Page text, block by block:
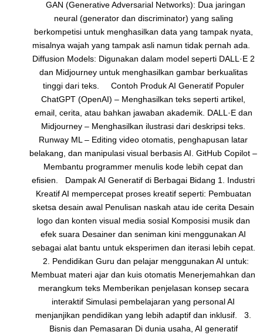
GAN (Generative Adversarial Networks): Dua jaringan
neural (generator dan discriminator) yang saling
berkompetisi untuk menghasilkan data yang tampak nyata,
misalnya wajah yang tampak asli namun tidak pernah ada.
Diffusion Models: Digunakan dalam model seperti DALL·E 2
dan Midjourney untuk menghasilkan gambar berkualitas
tinggi dari teks. Contoh Produk AI Generatif Populer
ChatGPT (OpenAI) – Menghasilkan teks seperti artikel,
email, cerita, atau bahkan jawaban akademik. DALL·E dan
Midjourney – Menghasilkan ilustrasi dari deskripsi teks.
Runway ML – Editing video otomatis, penghapusan latar
belakang, dan manipulasi visual berbasis AI. GitHub Copilot –
Membantu programmer menulis kode lebih cepat dan
efisien. Dampak AI Generatif di Berbagai Bidang 1. Industri
Kreatif AI mempercepat proses kreatif seperti: Pembuatan
sketsa desain awal Penulisan naskah atau ide cerita Desain
logo dan konten visual media sosial Komposisi musik dan
efek suara Desainer dan seniman kini menggunakan AI
sebagai alat bantu untuk eksperimen dan iterasi lebih cepat.
2. Pendidikan Guru dan pelajar menggunakan AI untuk:
Membuat materi ajar dan kuis otomatis Menerjemahkan dan
merangkum teks Memberikan penjelasan konsep secara
interaktif Simulasi pembelajaran yang personal AI
menjanjikan pendidikan yang lebih adaptif dan inklusif. 3.
Bisnis dan Pemasaran Di dunia usaha, AI generatif